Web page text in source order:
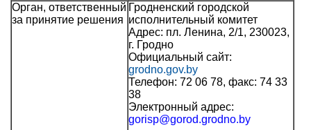
Орган, ответственный
за принятие решения
Гродненский городской
исполнительный комитет
Адрес: пл. Ленина, 2/1, 230023,
г. Гродно
Официальный сайт:
grodno.gov.by
Телефон: 72 06 78, факс: 74 33
38
Электронный адрес:
gorisp@gorod.grodno.by